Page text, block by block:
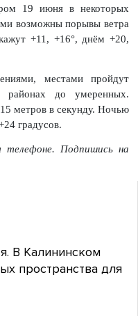
19 июня в некоторых
возможны порывы ветра
+11, +16°, днём +20,
местами пройдут
до умеренных.
метров в секунду. Ночью
градусов.
телефоне. Подпишись на
В Калининском
пространства для